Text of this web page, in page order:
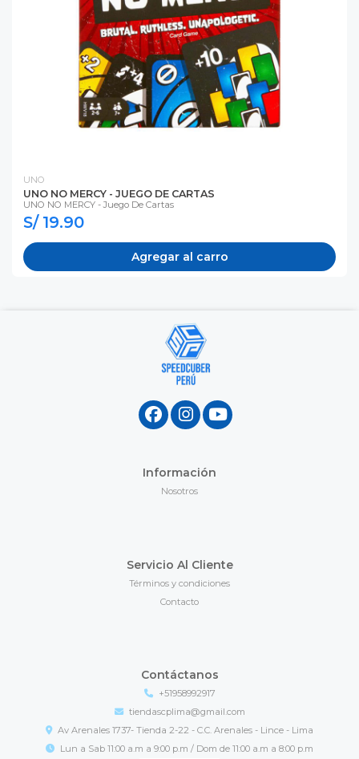
UNO
UNO NO MERCY - JUEGO DE CARTAS
UNO NO MERCY - Juego De Cartas
S/ 19.90
Agregar al carro
Información
Nosotros
Servicio Al Cliente
Términos y condiciones
Contacto
Contáctanos
+51958992917
tiendascplima@gmail.com
Av Arenales 1737- Tienda 2-22 - C.C. Arenales - Lince - Lima
Lun a Sab 11:00 a.m a 9:00 p.m / Dom de 11:00 a.m a 8:00 p.m